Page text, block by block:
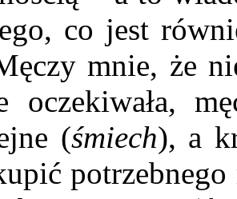
co jest
mnie, że
oczekiwała,
(śmiech), a